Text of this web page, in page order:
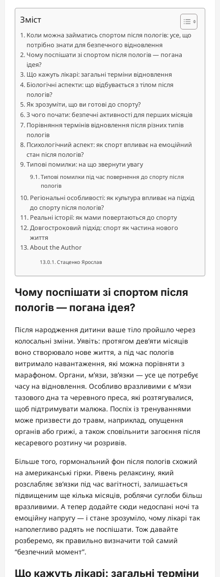
Зміст
Коли можна займатись спортом після пологів: усе, що
потрібно знати для безпечного відновлення
Чому поспішати зі спортом після пологів — погана
ідея?
Що кажуть лікарі: загальні терміни відновлення
Біологічні аспекти: що відбувається з тілом після
пологів?
Як зрозуміти, що ви готові до спорту?
З чого почати: безпечні активності для перших місяців
Порівняння термінів відновлення після різних типів
пологів
Психологічний аспект: як спорт впливає на емоційний
стан після пологів?
Типові помилки: на що звернути увагу
Типові помилки під час повернення до спорту після
пологів
Регіональні особливості: як культура впливає на підхід
до спорту після пологів?
Реальні історії: як мами повертаються до спорту
Довгостроковий підхід: спорт як частина нового
життя
About the Author
Стаценко Ярослав
Чому поспішати зі спортом після
пологів — погана ідея?
Після народження дитини ваше тіло пройшло через
колосальні зміни. Уявіть: протягом дев’яти місяців
воно створювало нове життя, а під час пологів
витримало навантаження, які можна порівняти з
марафоном. Органи, м’язи, зв’язки — усе це потребує
часу на відновлення. Особливо вразливими є м’язи
тазового дна та черевного преса, які розтягувалися,
щоб підтримувати малюка. Поспіх із тренуваннями
може призвести до травм, наприклад, опущення
органів або грижі, а також сповільнити загоєння після
кесаревого розтину чи розривів.
Більше того, гормональний фон після пологів схожий
на американські гірки. Рівень релаксину, який
розслабляє зв’язки під час вагітності, залишається
підвищеним ще кілька місяців, роблячи суглоби більш
вразливими. А тепер додайте сюди недоспані ночі та
емоційну напругу — і стане зрозуміло, чому лікарі так
наполегливо радять не поспішати. Тож давайте
розберемо, як правильно визначити той самий
“безпечний момент”.
Що кажуть лікарі: загальні терміни